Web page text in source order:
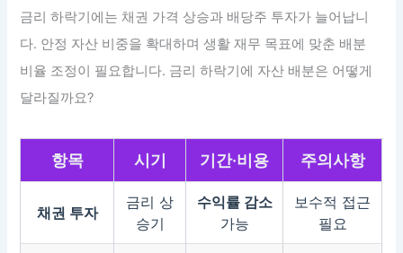
금리 하락기에는 채권 가격 상승과 배당주 투자가 늘어납니
다. 안정 자산 비중을 확대하며 생활 재무 목표에 맞춘 배분
비율 조정이 필요합니다. 금리 하락기에 자산 배분은 어떻게
달라질까요?
항목 시기 기간·비용 주의사항
채권 투자
금리 상
승기
수익률 감소
가능
보수적 접근
필요